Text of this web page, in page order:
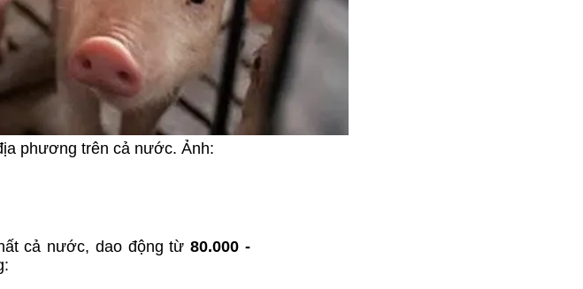
phương trên cả nước. Ảnh:
cả nước, dao động từ80.000 -